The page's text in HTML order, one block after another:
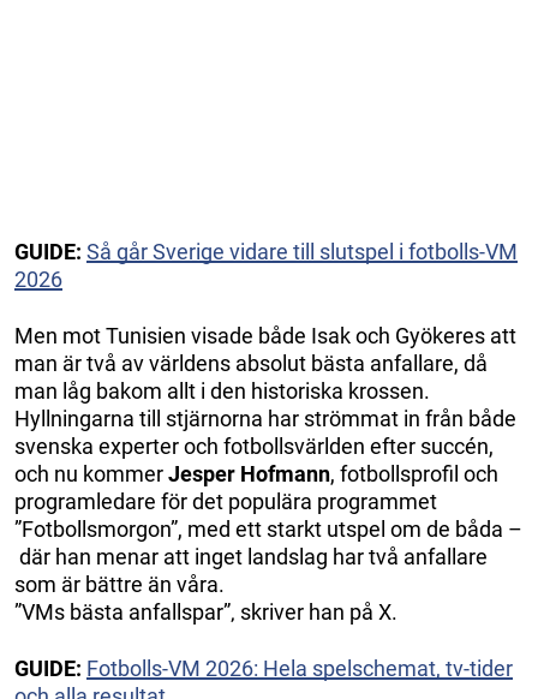
GUIDE: Så går Sverige vidare till slutspel i fotbolls-VM
2026
Men mot Tunisien visade både Isak och Gyökeres att
man är två av världens absolut bästa anfallare, då
man låg bakom allt i den historiska krossen.
Hyllningarna till stjärnorna har strömmat in från både
svenska experter och fotbollsvärlden efter succén,
och nu kommerJesper Hofmann, fotbollsprofil och
programledare för det populära programmet
”Fotbollsmorgon”, med ett starkt utspel om de båda –
där han menar att inget landslag har två anfallare
som är bättre än våra.
”VMs bästa anfallspar”‚ skriver han på X.
GUIDE: Fotbolls-VM 2026: Hela spelschemat, tv-tider